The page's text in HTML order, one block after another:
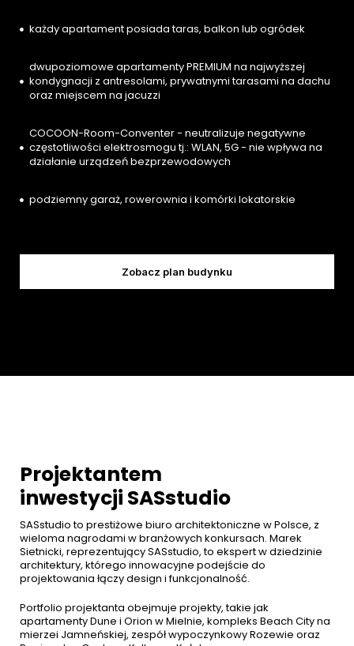
każdy apartament posiada taras, balkon lub ogródek
dwupoziomowe apartamenty PREMIUM na najwyższej
kondygnacji z antresolami, prywatnymi tarasami na dachu
oraz miejscem na jacuzzi
COCOON-Room-Conventer - neutralizuje negatywne
częstotliwości elektrosmogu tj.: WLAN, 5G - nie wpływa na
działanie urządzeń bezprzewodowych
podziemny garaż, rowerownia i komórki lokatorskie
Zobacz plan budynku
Projektantem
inwestycji SASstudio
SASstudio to prestiżowe biuro architektoniczne w Polsce, z
wieloma nagrodami w branżowych konkursach. Marek
Sietnicki, reprezentujący SASstudio, to ekspert w dziedzinie
architektury, którego innowacyjne podejście do
projektowania łączy design i funkcjonalność.
Portfolio projektanta obejmuje projekty, takie jak
apartamenty Dune i Orion w Mielnie, kompleks Beach City na
mierzei Jamneńskiej, zespół wypoczynkowy Rozewie oraz